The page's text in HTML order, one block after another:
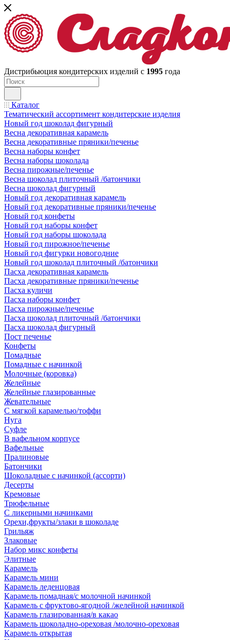
Дистрибьюция кондитерских изделий с 1995 года
Каталог
Тематический ассортимент кондитерские изделия
Новый год шоколад фигурный
Весна декоративная карамель
Весна декоративные пряники/печенье
Весна наборы конфет
Весна наборы шоколада
Весна пирожные/печенье
Весна шоколад плиточный /батончики
Весна шоколад фигурный
Новый год декоративная карамель
Новый год декоративные пряники/печенье
Новый год конфеты
Новый год наборы конфет
Новый год наборы шоколада
Новый год пирожное/печенье
Новый год фигурки новогодние
Новый год шоколад плиточный /батончики
Пасха декоративная карамель
Пасха декоративные пряники/печенье
Пасха куличи
Пасха наборы конфет
Пасха пирожные/печенье
Пасха шоколад плиточный /батончики
Пасха шоколад фигурный
Пост печенье
Конфеты
Помадные
Помадные с начинкой
Молочные (коровка)
Желейные
Желейные глазированные
Жевательные
С мягкой карамелью/тоффи
Нуга
Суфле
В вафельном корпусе
Вафельные
Пралиновые
Батончики
Шоколадные с начинкой (ассорти)
Десерты
Кремовые
Трюфельные
С ликерными начинками
Орехи,фрукты/злаки в шоколаде
Грильяж
Злаковые
Набор микс конфеты
Элитные
Карамель
Карамель мини
Карамель леденцовая
Карамель помадная/с молочной начинкой
Карамель с фруктово-ягодной /желейной начинкой
Карамель глазированная/в какао
Карамель шоколадно-ореховая /молочно-ореховая
Карамель открытая